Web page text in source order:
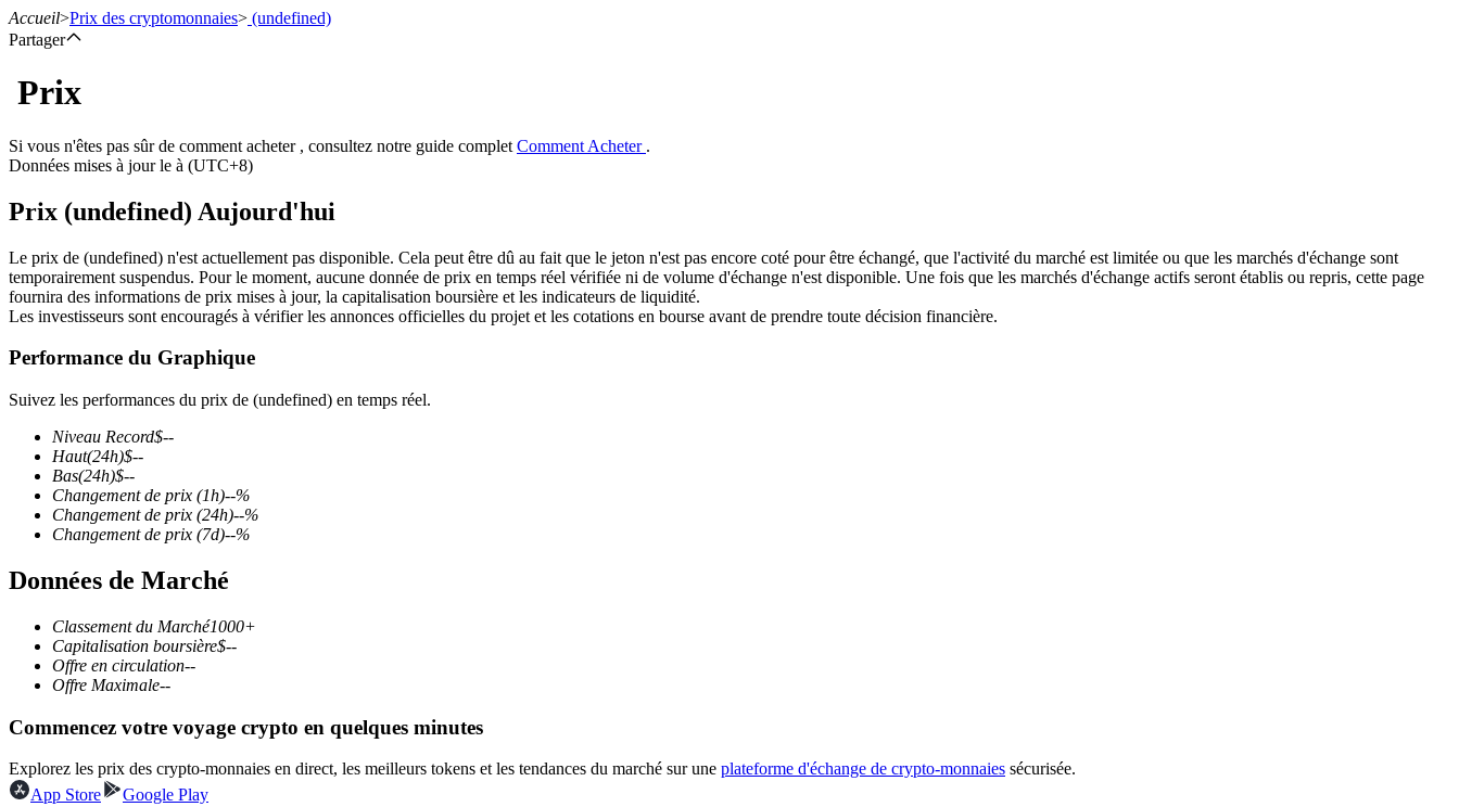
Contrats à terme
Futures USDT
Futures utilisant l'USDT comme garantie
Futures COIN-M
Contrats à terme sur crypto-monnaie
TradFi
Produits dérivés sur actions, forex, métaux précieux et matières premières
Accueil>Prix des cryptomonnaies> (undefined)
Partager
Prix
Si vous n'êtes pas sûr de comment acheter , consultez notre guide complet Comment Acheter .
Données mises à jour le à (UTC+8)
Prix (undefined) Aujourd'hui
Le prix de (undefined) n'est actuellement pas disponible. Cela peut être dû au fait que le jeton n'est pas encore coté pour être échangé, que l'activité du marché est limitée ou que les marchés d'échange sont
temporairement suspendus. Pour le moment, aucune donnée de prix en temps réel vérifiée ni de volume d'échange n'est disponible. Une fois que les marchés d'échange actifs seront établis ou repris, cette page
fournira des informations de prix mises à jour, la capitalisation boursière et les indicateurs de liquidité.
Les investisseurs sont encouragés à vérifier les annonces officielles du projet et les cotations en bourse avant de prendre toute décision financière.
Performance du Graphique
Suivez les performances du prix de (undefined) en temps réel.
Niveau Record$--
Haut(24h)$--
Bas(24h)$--
Changement de prix (1h)--%
Changement de prix (24h)--%
Changement de prix (7d)--%
Données de Marché
Classement du Marché1000+
Capitalisation boursière$--
Offre en circulation--
Offre Maximale--
Commencez votre voyage crypto en quelques minutes
Explorez les prix des crypto-monnaies en direct, les meilleurs tokens et les tendances du marché sur une plateforme d'échange de crypto-monnaies sécurisée.
App Store
Google Play